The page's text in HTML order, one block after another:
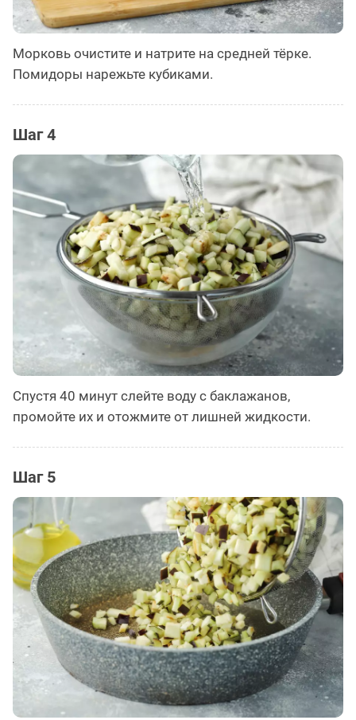
Морковь очистите и натрите на средней тёрке.
Помидоры нарежьте кубиками.
Шаг 4
Спустя 40 минут слейте воду с баклажанов,
промойте их и отожмите от лишней жидкости.
Шаг 5